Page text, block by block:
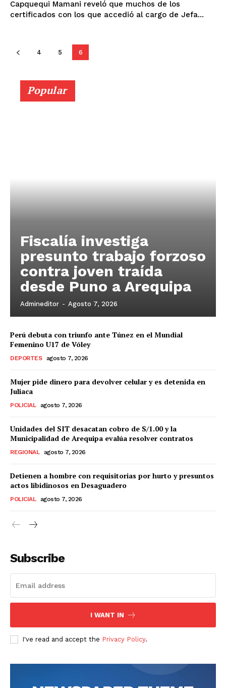
SUSCRIBETE
Nosotros
Capquequi Mamani reveló que muchos de los
certificados con los que accedió al cargo de Jefa...
4 5 6
Popular
Fiscalía investiga
presunto trabajo forzoso
contra joven traída
desde Puno a Arequipa
Admineditor - Agosto 7, 2026
Perú debuta con triunfo ante Túnez en el Mundial
Femenino U17 de Vóley
DEPORTES agosto 7, 2026
Mujer pide dinero para devolver celular y es detenida en
Juliaca
POLICIAL agosto 7, 2026
Unidades del SIT desacatan cobro de S/1.00 y la
Municipalidad de Arequipa evalúa resolver contratos
REGIONAL agosto 7, 2026
Detienen a hombre con requisitorias por hurto y presuntos
actos libidinosos en Desaguadero
POLICIAL agosto 7, 2026
Subscribe
I WANT IN
I've read and accept the Privacy Policy.